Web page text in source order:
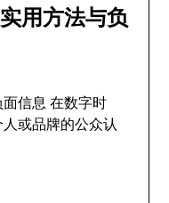
用方法与负
信息 在数字时
或品牌的公众认